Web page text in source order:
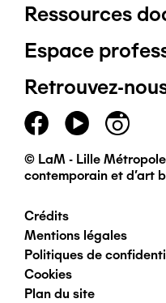
Pied
de
page
principal
Ressources
Espace
Retrouvez-
© LaM - Lille
contemporain et d'art
Pied
de
Crédits
Mentions légales
Politiques de
Cookies
Plan du site